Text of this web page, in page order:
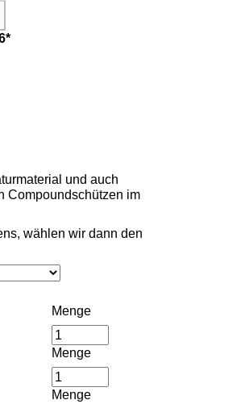
zum
und auch
Compoundschützen im
wählen wir dann den
Menge
Menge
Menge